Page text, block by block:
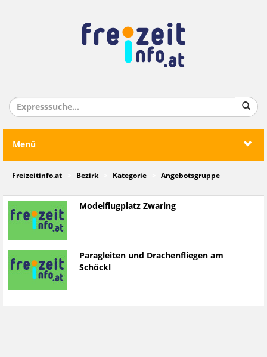
Menü
Freizeitinfo.at Bezirk Kategorie Angebotsgruppe
Modelflugplatz Zwaring
Paragleiten und Drachenfliegen am
Schöckl